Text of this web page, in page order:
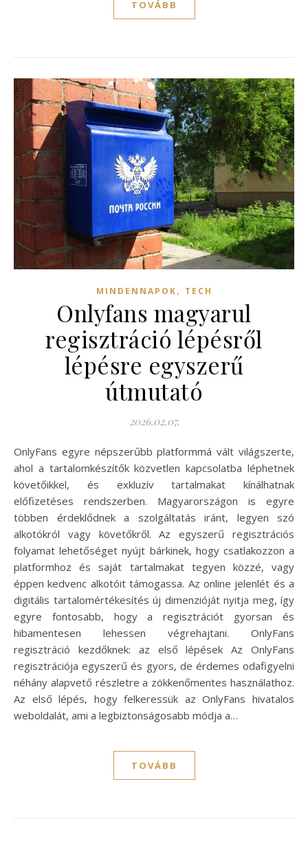
TOVÁBB
MINDENNAPOK, TECH
Onlyfans magyarul
regisztráció lépésről
lépésre egyszerű
útmutató
2026.02.07.
OnlyFans egyre népszerűbb platformmá vált világszerte,
ahol a tartalomkészítők közvetlen kapcsolatba léphetnek
követőikkel, és exkluzív tartalmakat kínálhatnak
előfizetéses rendszerben. Magyarországon is egyre
többen érdeklődnek a szolgáltatás iránt, legyen szó
alkotókról vagy követőkről. Az egyszerű regisztrációs
folyamat lehetőséget nyújt bárkinek, hogy csatlakozzon a
platformhoz és saját tartalmakat tegyen közzé, vagy
éppen kedvenc alkotóit támogassa. Az online jelenlét és a
digitális tartalomértékesítés új dimenzióját nyitja meg, így
egyre fontosabb, hogy a regisztrációt gyorsan és
hibamentesen lehessen végrehajtani. OnlyFans
regisztráció kezdőknek: az első lépések Az OnlyFans
regisztrációja egyszerű és gyors, de érdemes odafigyelni
néhány alapvető részletre a zökkenőmentes használathoz.
Az első lépés, hogy felkeressük az OnlyFans hivatalos
weboldalát, ami a legbiztonságosabb módja a…
TOVÁBB